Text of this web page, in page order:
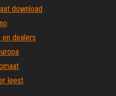
download
en dealers
leest